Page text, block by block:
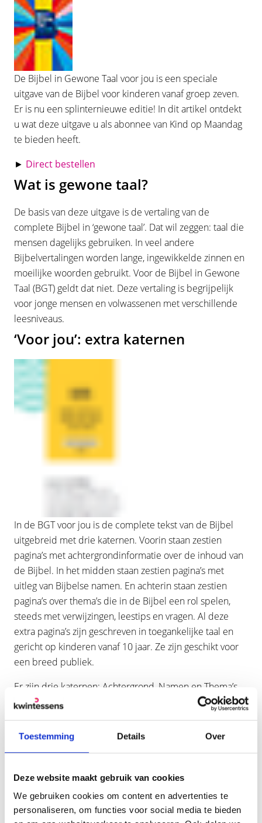
Toestemming Details Over
Deze website maakt gebruik van cookies
We gebruiken cookies om content en advertenties te
personaliseren, om functies voor social media te bieden
De Bijbel in Gewone Taal voor jou is een speciale
uitgave van de Bijbel voor kinderen vanaf groep zeven.
Er is nu een splinternieuwe editie! In dit artikel ontdekt
u wat deze uitgave u als abonnee van Kind op Maandag
te bieden heeft.
► Direct bestellen
Wat is gewone taal?
De basis van deze uitgave is de vertaling van de
complete Bijbel in ‘gewone taal’. Dat wil zeggen: taal die
mensen dagelijks gebruiken. In veel andere
Bijbelvertalingen worden lange, ingewikkelde zinnen en
moeilijke woorden gebruikt. Voor de Bijbel in Gewone
Taal (BGT) geldt dat niet. Deze vertaling is begrijpelijk
voor jonge mensen en volwassenen met verschillende
leesniveaus.
‘Voor jou’: extra katernen
In de BGT voor jou is de complete tekst van de Bijbel
uitgebreid met drie katernen. Voorin staan zestien
pagina’s met achtergrondinformatie over de inhoud van
de Bijbel. In het midden staan zestien pagina’s met
uitleg van Bijbelse namen. En achterin staan zestien
pagina’s over thema’s die in de Bijbel een rol spelen,
steeds met verwijzingen, leestips en vragen. Al deze
extra pagina’s zijn geschreven in toegankelijke taal en
gericht op kinderen vanaf 10 jaar. Ze zijn geschikt voor
een breed publiek.
Er zijn drie katernen: Achtergrond, Namen en Thema’s.
Aanvulling op Kind op Maandag